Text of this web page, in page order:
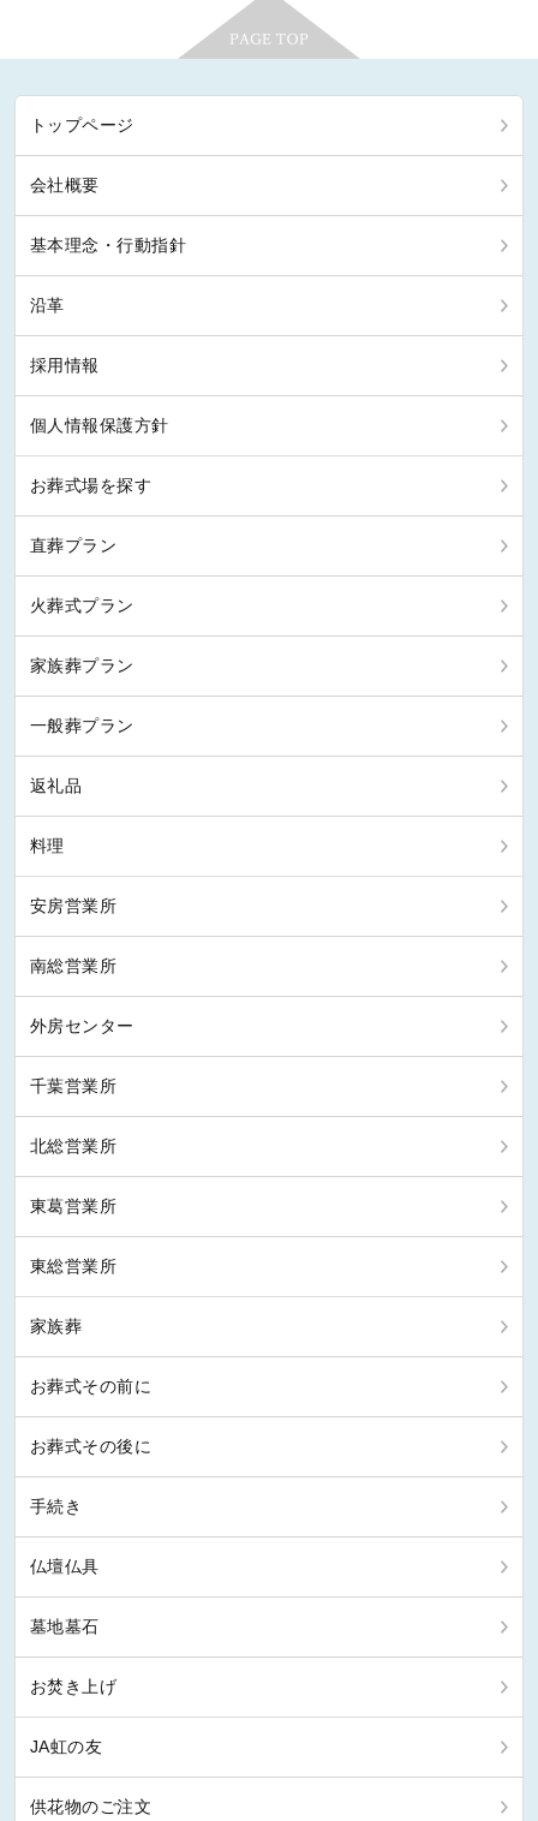
トップページ
会社概要
基本理念・行動指針
沿革
採用情報
個人情報保護方針
お葬式場を探す
直葬プラン
火葬式プラン
家族葬プラン
一般葬プラン
返礼品
料理
安房営業所
南総営業所
外房センター
千葉営業所
北総営業所
東葛営業所
東総営業所
家族葬
お葬式その前に
お葬式その後に
手続き
仏壇仏具
墓地墓石
お焚き上げ
JA虹の友
供花物のご注文